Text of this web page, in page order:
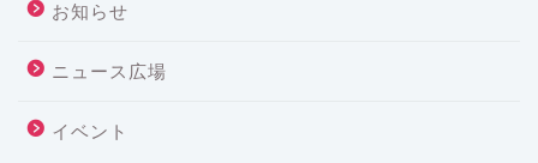
お知らせ
ニュース広場
イベント